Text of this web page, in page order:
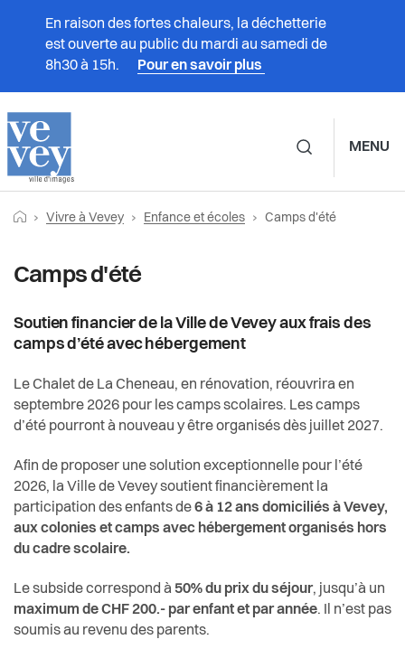
En raison des fortes chaleurs, la déchetterie
est ouverte au public du mardi au samedi de
8h30 à 15h.
Pour en savoir plus
MENU
Prestations
Vivre à Vevey
Vivre à Vevey
Associations
Culture
Durabilité et énergie
Economie et tourisme
Enfance et écoles
Enfance et écoles
Accueil familial de jour
Accueil parascolaire
Activités liées à la scolarité
Autres lieux d'accueil
Camps
Conseil d'établissement de Vevey
Conseillère école-famille
Écoles
Espaces urbains
Intégration
Administration
Actualités
Pilier public
Règlements
FilRetourner vers la page d'accueil
Vivre à Vevey Enfance et écoles Page actuelle:
Camps d'été
Camps d'été
Soutien financier de la Ville de Vevey aux frais des
camps d’été avec hébergement
Le Chalet de La Cheneau, en rénovation, réouvrira en
septembre 2026 pour les camps scolaires. Les camps
d’été pourront à nouveau y être organisés dès juillet 2027.
Afin de proposer une solution exceptionnelle pour l’été
2026, la Ville de Vevey soutient financièrement la
participation des enfants de6 à 12 ans domiciliés à Vevey,
aux colonies et camps avec hébergement organisés hors
du cadre scolaire.
Le subside correspond à 50% du prix du séjour, jusqu’à un
maximum de CHF 200.- par enfant et par année. Il n’est pas
soumis au revenu des parents.